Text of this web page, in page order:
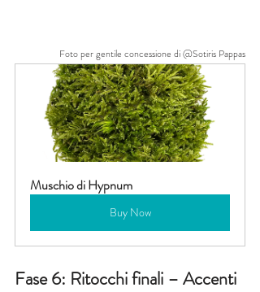
Foto per gentile concessione di @Sotiris Pappas
Muschio di Hypnum
Buy Now
Fase 6: Ritocchi finali – Accenti